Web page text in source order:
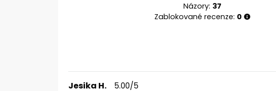
Názory: 37
Zablokované recenze: 0
Jesika H. 5.00/5